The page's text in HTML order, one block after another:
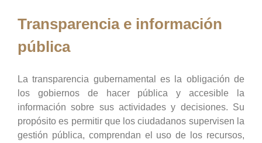
Transparencia e información
pública
La transparencia gubernamental es la obligación de
los gobiernos de hacer pública y accesible la
información sobre sus actividades y decisiones. Su
propósito es permitir que los ciudadanos supervisen la
gestión pública, comprendan el uso de los recursos,